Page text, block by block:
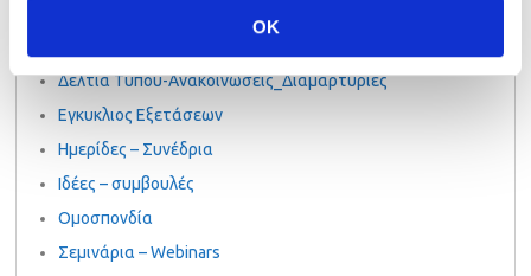
OK
Δελτία Τύπου-Ανακοινώσεις_Διαμαρτυρίες
Εγκυκλιος Εξετάσεων
Ημερίδες – Συνέδρια
Ιδέες – συμβουλές
Ομοσπονδία
Σεμινάρια – Webinars